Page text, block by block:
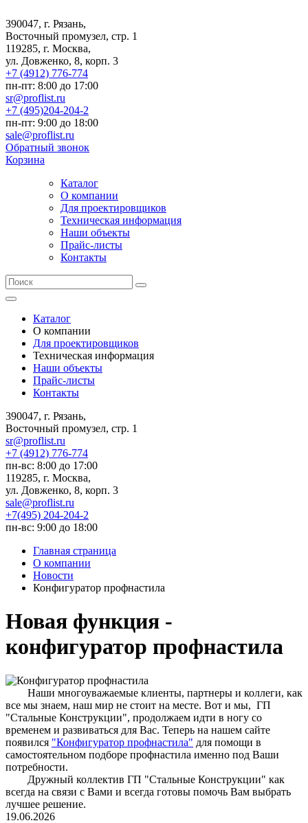
390047, г. Рязань,
Восточный промузел, стр. 1
119285, г. Москва,
ул. Довженко, 8, корп. 3
+7 (4912) 776-774
пн-пт: 8:00 до 17:00
sr@proflist.ru
+7 (495)204-204-2
пн-пт: 9:00 до 18:00
sale@proflist.ru
Обратный звонок
Корзина
Каталог
О компании
Для проектировщиков
Техническая информация
Наши объекты
Прайс-листы
Контакты
Каталог
О компании
Для проектировщиков
Техническая информация
Наши объекты
Прайс-листы
Контакты
390047, г. Рязань,
Восточный промузел, стр. 1
sr@proflist.ru
+7 (4912) 776-774
пн-вс: 8:00 до 17:00
119285, г. Москва,
ул. Довженко, 8, корп. 3
sale@proflist.ru
+7(495) 204-204-2
пн-вс: 9:00 до 18:00
Главная страница
О компании
Новости
Конфигуратор профнастила
Новая функция -
конфигуратор профнастила
Наши многоуважаемые клиенты, партнеры и коллеги, как
все мы знаем, наш мир не стоит на месте. Вот и мы, ГП
"Стальные Конструкции", продолжаем идти в ногу со
временем и развиваться для Вас. Теперь на нашем сайте
появился "Конфигуратор профнастила" для помощи в
самостоятельном подборе профнастила именно под Ваши
потребности.
Дружный коллектив ГП "Стальные Конструкции" как
всегда на связи с Вами и всегда готовы помочь Вам выбрать
лучшее решение.
19.06.2026